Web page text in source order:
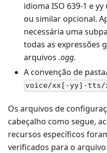
idioma ISO 639-1 e
ou similar opcional.
necessária uma
todas as expressões
arquivos .ogg.
A convenção de
voice/xx[-yy]-
Os arquivos de
cabeçalho como segue,
recursos específicos
verificados para o